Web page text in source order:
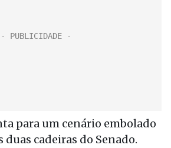
para um cenário embolado
cadeiras do Senado.